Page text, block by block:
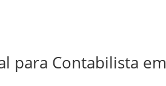
para Contabilista